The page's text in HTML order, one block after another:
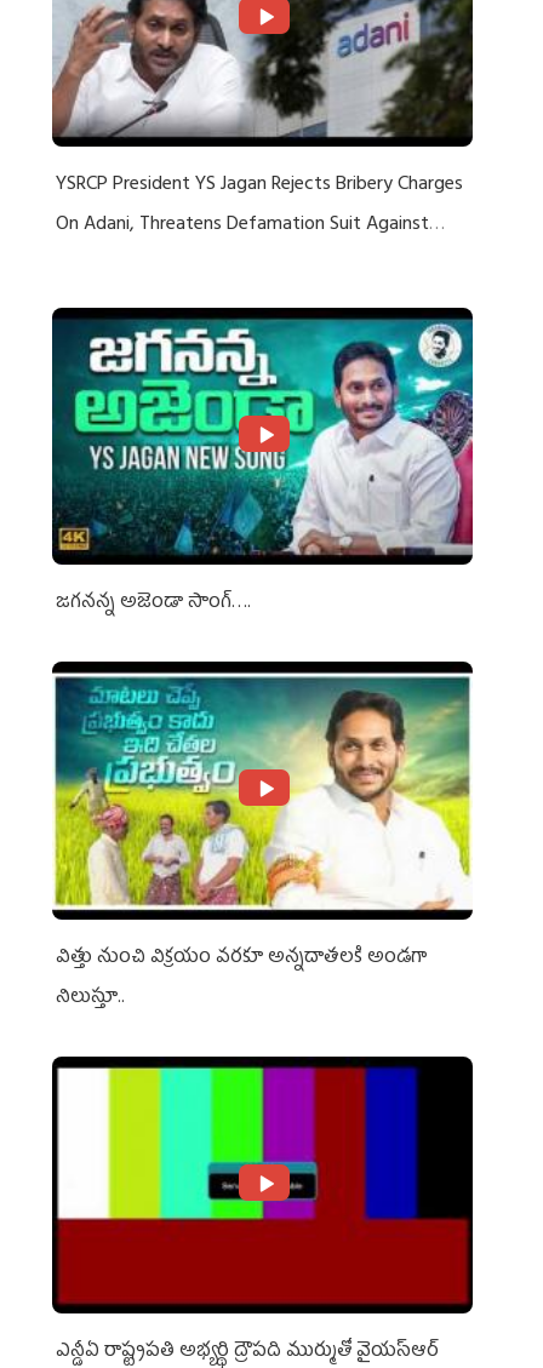
YSRCP President YS Jagan Rejects Bribery Charges
On Adani, Threatens Defamation Suit Against
జగనన్న అజెండా సాంగ్….
విత్తు నుంచి విక్రయం వరకూ అన్నదాతలకి అండగా
నిలుస్తూ..
ఎన్డీఏ రాష్ట్ర‌ప‌తి అభ్య‌ర్థి ద్రౌప‌ది ముర్ముతో వైయ‌స్ఆర్